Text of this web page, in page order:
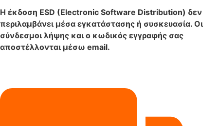
Η έκδοση ESD (Electronic Software Distribution) δεν
περιλαμβάνει μέσα εγκατάστασης ή συσκευασία. Οι
σύνδεσμοι λήψης και ο κωδικός εγγραφής σας
αποστέλλονται μέσω email.